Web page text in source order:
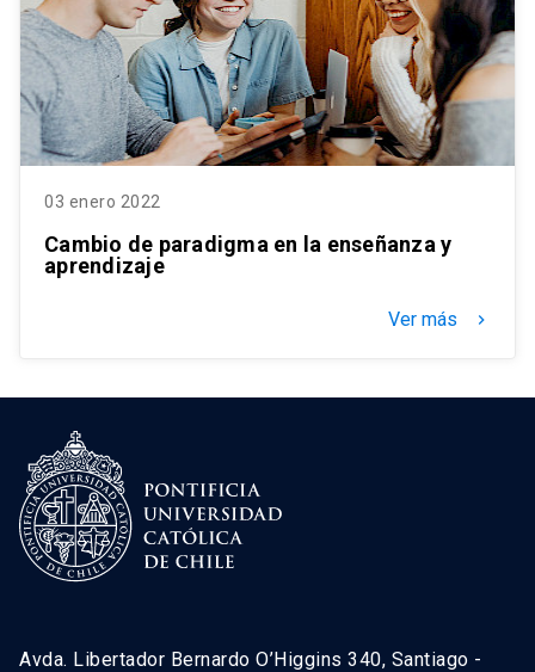
03 enero 2022
Cambio de paradigma en la enseñanza y
aprendizaje
Ver más keyboard_arrow_right
Avda. Libertador Bernardo O’Higgins 340, Santiago -